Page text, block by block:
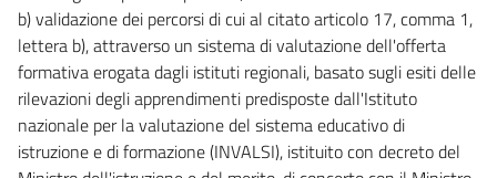
b) validazione dei percorsi di cui al citato articolo 17, comma 1,
lettera b), attraverso un sistema di valutazione dell'offerta
formativa erogata dagli istituti regionali, basato sugli esiti delle
rilevazioni degli apprendimenti predisposte dall'Istituto
nazionale per la valutazione del sistema educativo di
istruzione e di formazione (INVALSI), istituito con decreto del